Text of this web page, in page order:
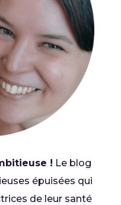
! Le blog
épuisées qui
de leur santé